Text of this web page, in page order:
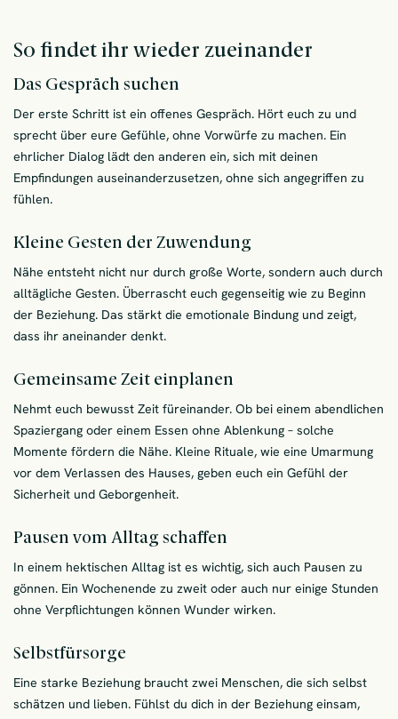
So findet ihr wieder zueinander
Das Gespräch suchen
Der erste Schritt ist ein offenes Gespräch. Hört euch zu und
sprecht über eure Gefühle, ohne Vorwürfe zu machen. Ein
ehrlicher Dialog lädt den anderen ein, sich mit deinen
Empfindungen auseinanderzusetzen, ohne sich angegriffen zu
fühlen.
Kleine Gesten der Zuwendung
Nähe entsteht nicht nur durch große Worte, sondern auch durch
alltägliche Gesten. Überrascht euch gegenseitig wie zu Beginn
der Beziehung. Das stärkt die emotionale Bindung und zeigt,
dass ihr aneinander denkt.
Gemeinsame Zeit einplanen
Nehmt euch bewusst Zeit füreinander. Ob bei einem abendlichen
Spaziergang oder einem Essen ohne Ablenkung – solche
Momente fördern die Nähe. Kleine Rituale, wie eine Umarmung
vor dem Verlassen des Hauses, geben euch ein Gefühl der
Sicherheit und Geborgenheit.
Pausen vom Alltag schaffen
In einem hektischen Alltag ist es wichtig, sich auch Pausen zu
gönnen. Ein Wochenende zu zweit oder auch nur einige Stunden
ohne Verpflichtungen können Wunder wirken.
Selbstfürsorge
Eine starke Beziehung braucht zwei Menschen, die sich selbst
schätzen und lieben. Fühlst du dich in der Beziehung einsam,